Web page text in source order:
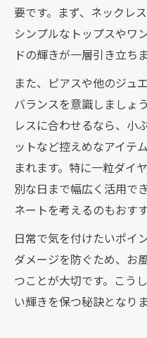
要です。まず、ネックレ
シンプルなトップスやワ
ドの輝きが一層引き立ちま
また、ピアスや他のジュ
バランスを意識しましょ
レスに合わせるなら、小
ットなど控えめなアイテ
まれます。特に一粒ダイ
別な日まで幅広く活用で
ネートを考えるのもおすす
日常で気を付けたいポイ
ダメージを防ぐため、お
つことが大切です。こう
い輝きを保つ秘訣となりま